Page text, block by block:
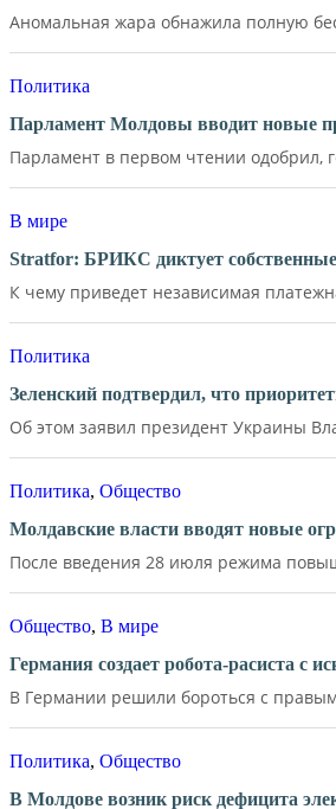
Аномальная жара обнажила полную
Политика
Парламент Молдовы вводит новые
Парламент в первом чтении одобрил,
В мире
Stratfor: БРИКС диктует
К чему приведет независимая
Политика
Зеленский подтвердил, что
Об этом заявил президент Украины
Политика, Общество
Молдавские власти вводят новые
После введения 28 июля режима
Общество, В мире
Германия создает робота-расиста с
В Германии решили бороться с
Политика, Общество
В Молдове возник риск дефицита